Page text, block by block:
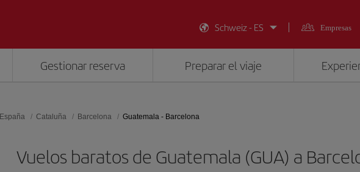
Schweiz - ES
Empresas
Gestionar reserva Preparar el viaje
España Cataluña Barcelona Guatemala - Barcelona
Vuelos baratos de Guatemala (GUA) a